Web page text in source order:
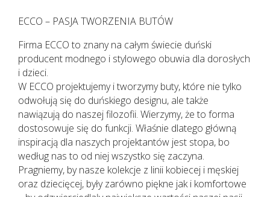
ECCO – PASJA TWORZENIA BUTÓW
Firma ECCO to znany na całym świecie duński
producent modnego i stylowego obuwia dla dorosłych
i dzieci.
W ECCO projektujemy i tworzymy buty, które nie tylko
odwołują się do duńskiego designu, ale także
nawiązują do naszej filozofii. Wierzymy, że to forma
dostosowuje się do funkcji. Właśnie dlatego główną
inspiracją dla naszych projektantów jest stopa, bo
według nas to od niej wszystko się zaczyna.
Pragniemy, by nasze kolekcje z linii kobiecej i męskiej
oraz dziecięcej, były zarówno piękne jak i komfortowe